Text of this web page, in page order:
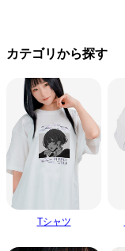
カテゴリから探す
Tシャツ